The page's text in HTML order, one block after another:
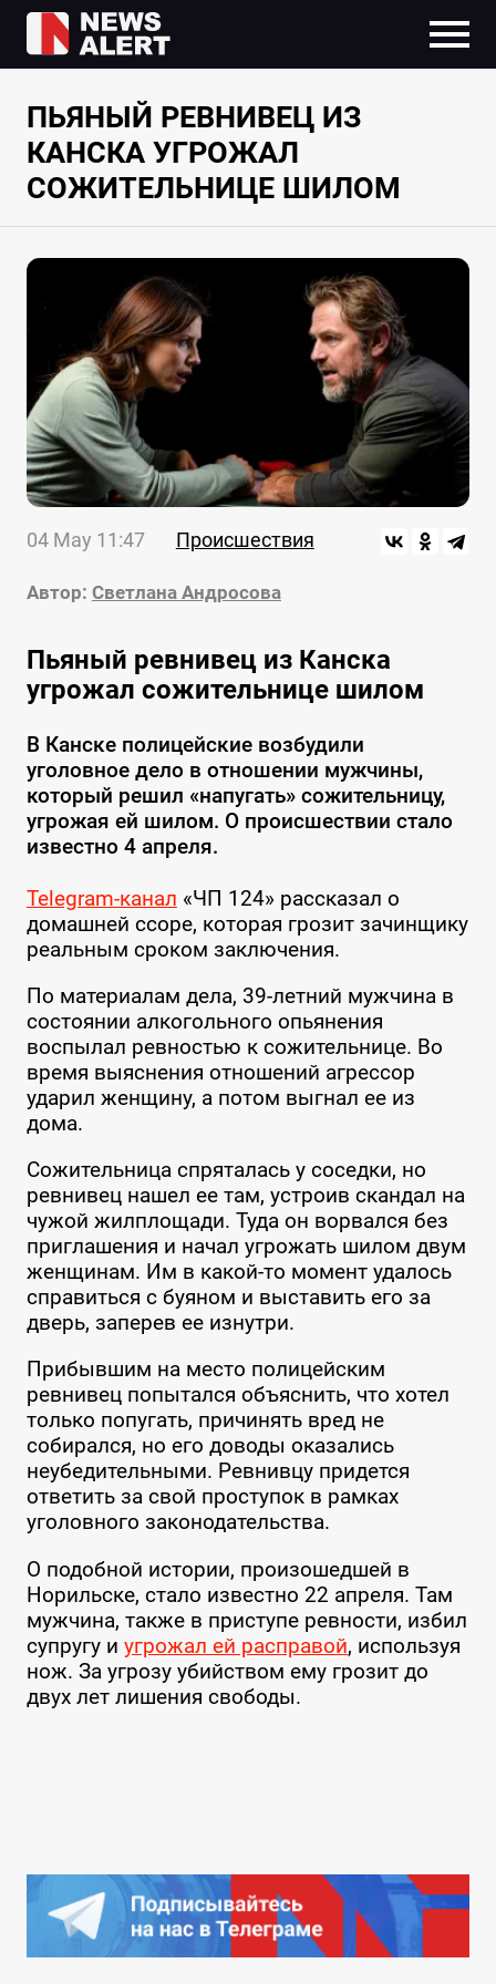
ПЬЯНЫЙ РЕВНИВЕЦ ИЗ
КАНСКА УГРОЖАЛ
СОЖИТЕЛЬНИЦЕ ШИЛОМ
04 May 11:47 Происшествия
Автор: Светлана Андросова
Пьяный ревнивец из Канска
угрожал сожительнице шилом
В Канске полицейские возбудили
уголовное дело в отношении мужчины,
который решил «напугать» сожительницу,
угрожая ей шилом. О происшествии стало
известно 4 апреля.
Telegram-канал «ЧП 124» рассказал о
домашней ссоре, которая грозит зачинщику
реальным сроком заключения.
По материалам дела, 39-летний мужчина в
состоянии алкогольного опьянения
воспылал ревностью к сожительнице. Во
время выяснения отношений агрессор
ударил женщину, а потом выгнал ее из
дома.
Сожительница спряталась у соседки, но
ревнивец нашел ее там, устроив скандал на
чужой жилплощади. Туда он ворвался без
приглашения и начал угрожать шилом двум
женщинам. Им в какой-то момент удалось
справиться с буяном и выставить его за
дверь, заперев ее изнутри.
Прибывшим на место полицейским
ревнивец попытался объяснить, что хотел
только попугать, причинять вред не
собирался, но его доводы оказались
неубедительными. Ревнивцу придется
ответить за свой проступок в рамках
уголовного законодательства.
О подобной истории, произошедшей в
Норильске, стало известно 22 апреля. Там
мужчина, также в приступе ревности, избил
супругу и угрожал ей расправой, используя
нож. За угрозу убийством ему грозит до
двух лет лишения свободы.